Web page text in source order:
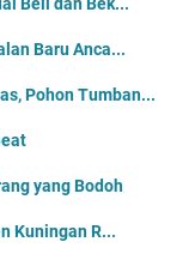
Baru Anca...
Pohon Tumban...
yang Bodoh
Kuningan R...